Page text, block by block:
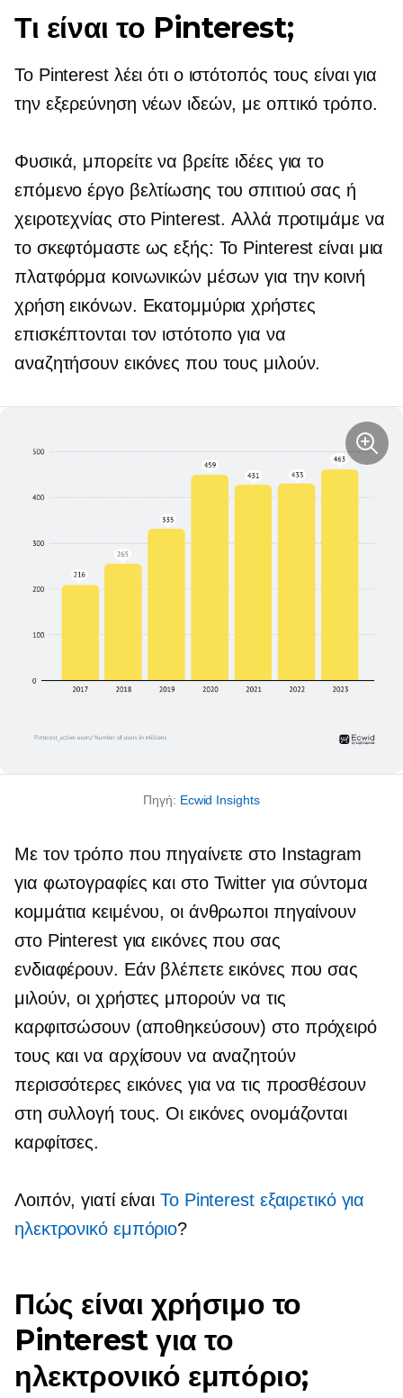
Τι είναι το Pinterest;
Το Pinterest λέει ότι ο ιστότοπός τους είναι για
την εξερεύνηση νέων ιδεών, με οπτικό τρόπο.
Φυσικά, μπορείτε να βρείτε ιδέες για το
επόμενο έργο βελτίωσης του σπιτιού σας ή
χειροτεχνίας στο Pinterest. Αλλά προτιμάμε να
το σκεφτόμαστε ως εξής: Το Pinterest είναι μια
πλατφόρμα κοινωνικών μέσων για την κοινή
χρήση εικόνων. Εκατομμύρια χρήστες
επισκέπτονται τον ιστότοπο για να
αναζητήσουν εικόνες που τους μιλούν.
Πηγή: Ecwid Insights
Με τον τρόπο που πηγαίνετε στο Instagram
για φωτογραφίες και στο Twitter για σύντομα
κομμάτια κειμένου, οι άνθρωποι πηγαίνουν
στο Pinterest για εικόνες που σας
ενδιαφέρουν. Εάν βλέπετε εικόνες που σας
μιλούν, οι χρήστες μπορούν να τις
καρφιτσώσουν (αποθηκεύσουν) στο πρόχειρό
τους και να αρχίσουν να αναζητούν
περισσότερες εικόνες για να τις προσθέσουν
στη συλλογή τους. Οι εικόνες ονομάζονται
καρφίτσες.
Λοιπόν, γιατί είναι Το Pinterest εξαιρετικό για
ηλεκτρονικό εμπόριο?
Πώς είναι χρήσιμο το
Pinterest για το
ηλεκτρονικό εμπόριο;